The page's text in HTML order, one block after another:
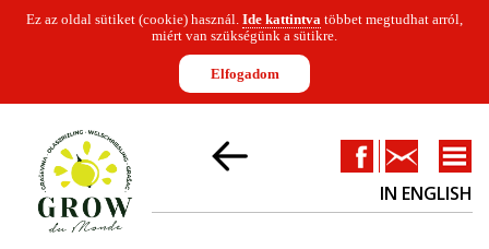
Ez az oldal sütiket (cookie) használ. Ide kattintva többet megtudhat arról,
miért van szükségünk a sütikre.
Elfogadom
FacebookKapcsolat
RENDEZVÉNYJELENTKEZÉS
IN ENGLISH